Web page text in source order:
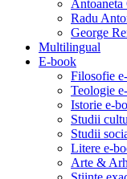
Antoaneta
Radu
George
Multilingual
E-book
Filosofie
Teologie
Istorie e-
Studii
Studii
Litere e-
Arte &